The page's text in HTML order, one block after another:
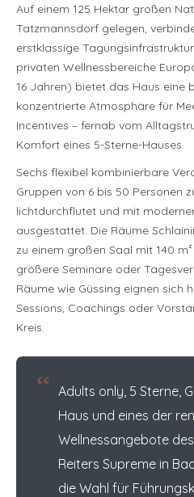
Auf einem 125 Hektar großen
Tatzmannsdorf gelegen,
erstklassige
privaten Wellnessbereiche
16 Jahren) bietet das Haus eine
konzentrierte Atmosphäre für
Incentives – fernab vom
Komfort eines 5-Sterne-Hauses.
Sechs flexibel kombinierbare
Gruppen von 6 bis 50 Personen
lichtdurchflutet und mit
ausgestattet. Die Räume
zu einem großen Saal mit 140
größere Seminare oder
Räume wie Güssing eignen sich
Sessions, Coachings oder
Kreis.
“ Adults only, 5 Sterne,
Haus und eines der
Wellnessangebote
Reiters Supreme in
die Wahl für